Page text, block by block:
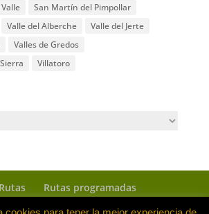
San Martín del Pimpollar
Valle del Alberche
Valle del Jerte
Valles de Gredos
Villatoro
Rutas programadas
caballo
Rutas realizadas